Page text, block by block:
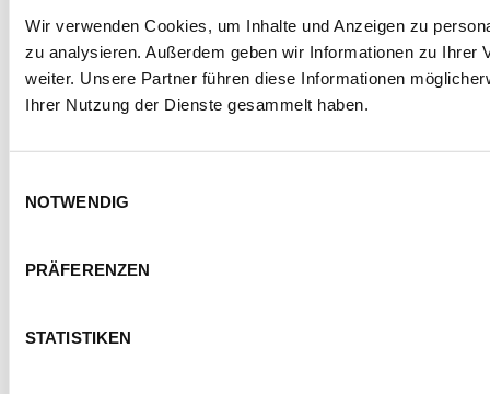
Wir verwenden Cookies, um Inhalte und Anzeigen zu
zu analysieren. Außerdem geben wir Informationen zu Ihrer
weiter. Unsere Partner führen diese Informationen
Ihrer Nutzung der Dienste gesammelt haben.
NOTWENDIG
PRÄFERENZEN
STATISTIKEN